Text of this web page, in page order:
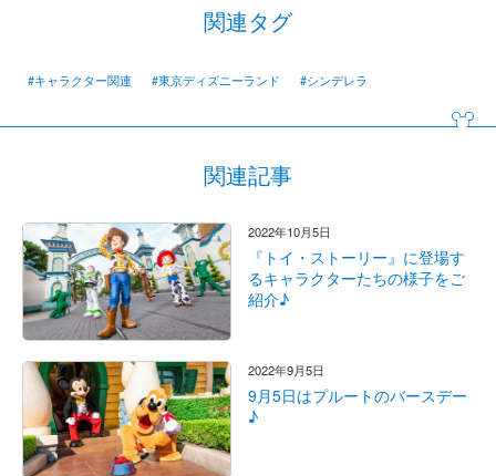
関連タグ
#キャラクター関連 #東京ディズニーランド #シンデレラ
関連記事
2022年10月5日
『トイ・ストーリー』に登場す
るキャラクターたちの様子をご
紹介♪
2022年9月5日
9月5日はプルートのバースデー
♪